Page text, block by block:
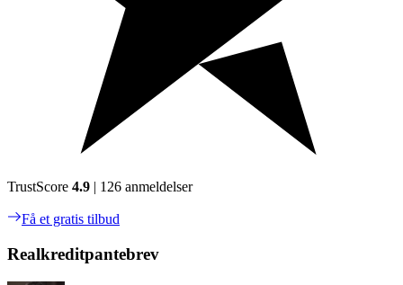
TrustScore 4.9 | 126 anmeldelser
Få et gratis tilbud
Realkreditpantebrev